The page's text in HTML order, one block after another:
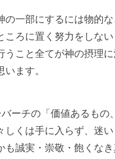
の一部にするには物的
ころに置く努力をしな
うこと全てが神の摂理
います。
ーチの「価値あるもの
しくは手に入らず、迷
も誠実・崇敬・飽くな